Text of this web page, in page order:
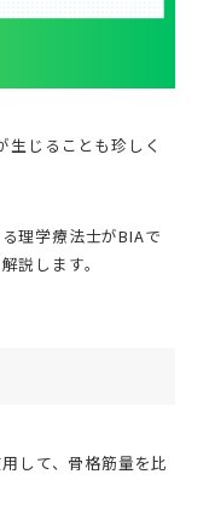
生じることも珍しく
理学療法士がBIAで
説します。
して、骨格筋量を比